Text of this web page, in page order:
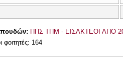
ΠΠΣ ΤΠΜ - ΕΙΣΑΚΤΕΟΙ ΑΠΟ
φοιτητές: 164